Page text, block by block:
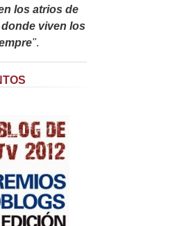
los atrios de
viven los
".